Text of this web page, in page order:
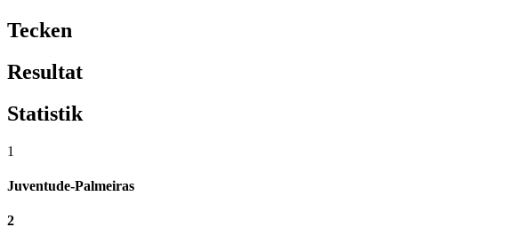
Tecken
Resultat
Statistik
1
Juventude-Palmeiras
2